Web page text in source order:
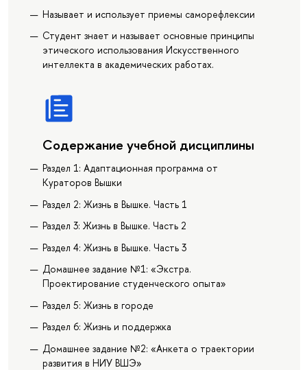
Называет и использует приемы саморефлексии
Студент знает и называет основные принципы
этического использования Искусственного
интеллекта в академических работах.
Содержание учебной дисциплины
Раздел 1: Адаптационная программа от
Кураторов Вышки
Раздел 2: Жизнь в Вышке. Часть 1
Раздел 3: Жизнь в Вышке. Часть 2
Раздел 4: Жизнь в Вышке. Часть 3
Домашнее задание №1: «Экстра.
Проектирование студенческого опыта»
Раздел 5: Жизнь в городе
Раздел 6: Жизнь и поддержка
Домашнее задание №2: «Анкета о траектории
развития в НИУ ВШЭ»